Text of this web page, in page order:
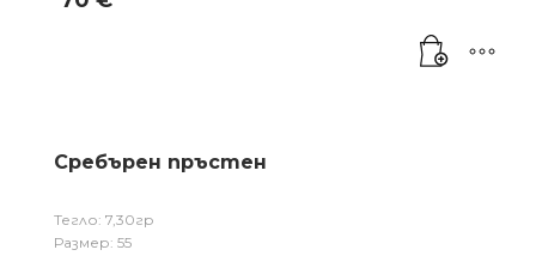
Сребърен пръстен
Тегло: 7,30гр
Размер: 55